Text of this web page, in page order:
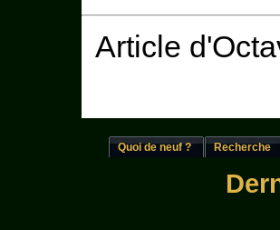
Article
Quoi de neuf ? Recherche